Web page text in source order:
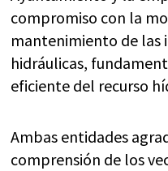
compromiso con la
mantenimiento de las
hidráulicas,
eficiente del recurso
Ambas entidades
comprensión de los